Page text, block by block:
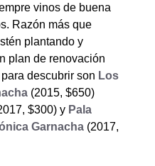
vinos de buena
Razón más que
plantando y
plan de renovación
descubrir son Los
(2015, $650)
$300) y Pala
Garnacha (2017,